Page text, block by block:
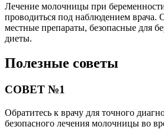
Лечение молочницы при
проводиться под наблюдением
местные препараты, безопасные для
диеты.
Полезные советы
СОВЕТ №1
Обратитесь к врачу для точного
безопасного лечения молочницы во